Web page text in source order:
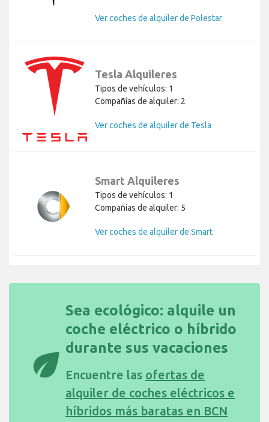
Ver coches de alquiler de Polestar
Tesla Alquileres
Tipos de vehículos: 1
Compañías de alquiler: 2
Ver coches de alquiler de Tesla
Smart Alquileres
Tipos de vehículos: 1
Compañías de alquiler: 5
Ver coches de alquiler de Smart
eco
Sea ecológico: alquile un
coche eléctrico o híbrido
durante sus vacaciones
Encuentre las ofertas de
alquiler de coches eléctricos e
híbridos más baratas en BCN